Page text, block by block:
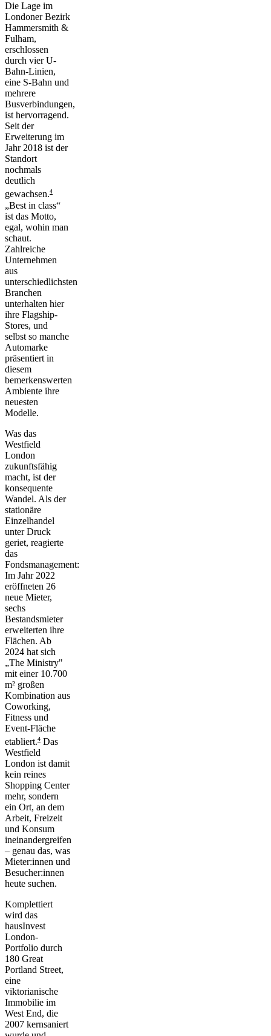
Die Lage im
Londoner Bezirk
Hammersmith &
Fulham,
erschlossen
durch vier U-
Bahn-Linien,
eine S-Bahn und
mehrere
Busverbindungen,
ist hervorragend.
Seit der
Erweiterung im
Jahr 2018 ist der
Standort
nochmals
deutlich
gewachsen.4
„Best in class“
ist das Motto,
egal, wohin man
schaut.
Zahlreiche
Unternehmen
aus
unterschiedlichsten
Branchen
unterhalten hier
ihre Flagship-
Stores, und
selbst so manche
Automarke
präsentiert in
diesem
bemerkenswerten
Ambiente ihre
neuesten
Modelle.
Was das
Westfield
London
zukunftsfähig
macht, ist der
konsequente
Wandel. Als der
stationäre
Einzelhandel
unter Druck
geriet, reagierte
das
Fondsmanagement:
Im Jahr 2022
eröffneten 26
neue Mieter,
sechs
Bestandsmieter
erweiterten ihre
Flächen. Ab
2024 hat sich
„The Ministry"
mit einer 10.700
m² großen
Kombination aus
Coworking,
Fitness und
Event-Fläche
etabliert.4 Das
Westfield
London ist damit
kein reines
Shopping Center
mehr, sondern
ein Ort, an dem
Arbeit, Freizeit
und Konsum
ineinandergreifen
– genau das, was
Mieter:innen und
Besucher:innen
heute suchen.
Komplettiert
wird das
hausInvest
London-
Portfolio durch
180 Great
Portland Street,
eine
viktorianische
Immobilie im
West End, die
2007 kernsaniert